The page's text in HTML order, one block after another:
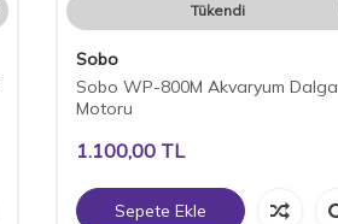
Tükendi
Sobo
Sobo WP-800M Akvaryum Dalga
Motoru
1.100,00TL
Sepete Ekle